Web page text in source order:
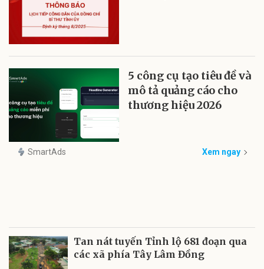
5 công cụ tạo tiêu đề và
mô tả quảng cáo cho
thương hiệu 2026
SmartAds Xem ngay
Tan nát tuyến Tỉnh lộ 681 đoạn qua
các xã phía Tây Lâm Đồng